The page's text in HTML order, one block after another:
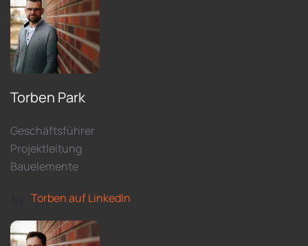
Torben Park
Geschäftsführer
Projektleitung
Bauelemente
Torben auf LinkedIn